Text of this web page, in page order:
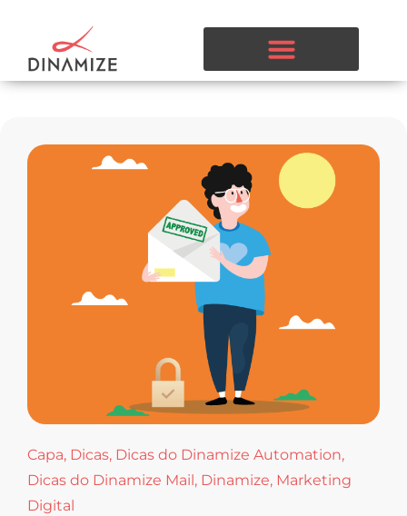
Capa, Dicas, Dicas do Dinamize Automation,
Dicas do Dinamize Mail, Dinamize, Marketing
Digital